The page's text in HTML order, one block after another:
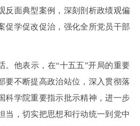
反面典型案例，深刻剖析政绩观偏
促学促改促治，强化全所党员干部
。他表示， 在“十五五”开局的重要
要不断提高政治站位，深入贯彻落
科学院重要指示批示精神，进一步
当，切实把思想和行动统一到党中